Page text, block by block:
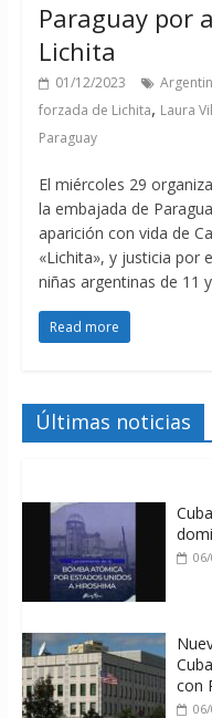
Paraguay por
Lichita
01/12/2023
forzada de Lichita, Laura
Paraguay
El miércoles 29
la embajada de
aparición con vida de
«Lichita», y justicia por
niñas argentinas de 11
Read more
Últimas noticias
con